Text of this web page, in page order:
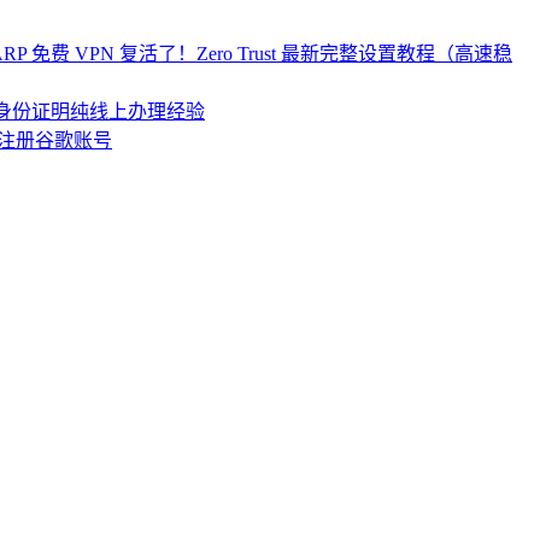
免费 VPN 复活了！Zero Trust 最新完整设置教程（高速稳
份证明纯线上办理经验
册谷歌账号